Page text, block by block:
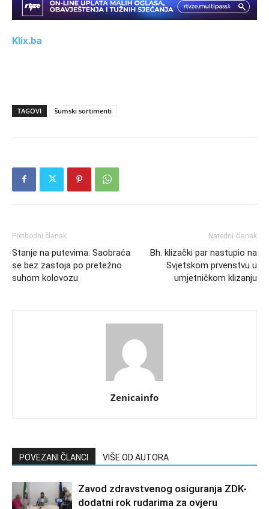
Klix.ba
TAGOVI šumski sortimenti
Prethodni članak
Stanje na putevima: Saobraća
se bez zastoja po pretežno
suhom kolovozu
Naredni članak
Bh. klizački par nastupio na
Svjetskom prvenstvu u
umjetničkom klizanju
Zenicainfo
POVEZANI ČLANCI VIŠE OD AUTORA
Zavod zdravstvenog osiguranja ZDK-
dodatni rok rudarima za ovjeru